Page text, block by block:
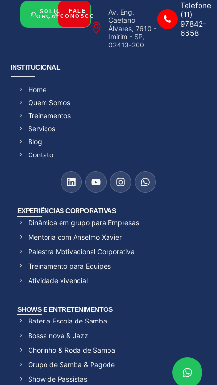
SOLICITAR
ORÇAMENTO
FALE
CONOSCO
Av. Eng.
Caetano
Álvares, 7610 -
Imirim - SP,
02413-200
Telefone
(11)
97842-
6658
INSTITUCIONAL
Home
Quem Somos
Treinamentos
Serviços
Blog
Contato
EXPERIÊNCIAS CORPORATIVAS
Dinâmica em grupo para Empresas
Mentoria com Anselmo Xavier
Palestra Motivacional Corporativa
Treinamento para Equipes
Atividade vivencial
SHOWS E ENTRETENIMENTOS
Bateria Escola de Samba
Bossa nova & Jazz
Chorinho & Roda de Samba
Grupo de Samba & Pagode
Show de Passistas